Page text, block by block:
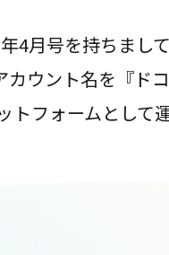
4月号を持ちまし
ウント名を『ド
フォームとして